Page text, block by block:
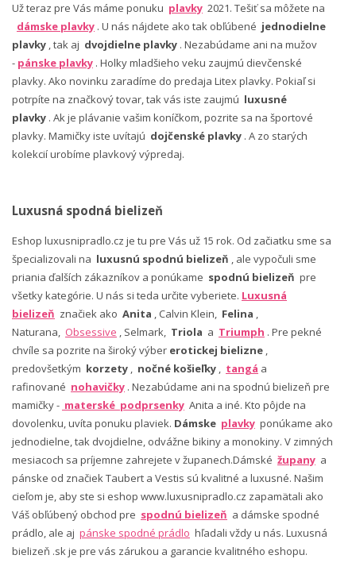
Už teraz pre Vás máme ponuku plavky 2021. Tešiť sa môžete na
dámske plavky . U nás nájdete ako tak obľúbené jednodielne
plavky , tak aj dvojdielne plavky . Nezabúdame ani na mužov
- pánske plavky . Holky mladšieho veku zaujmú dievčenské
plavky. Ako novinku zaradíme do predaja Litex plavky. Pokiaľ si
potrpíte na značkový tovar, tak vás iste zaujmú luxusné
plavky . Ak je plávanie vašim koníčkom, pozrite sa na športové
plavky. Mamičky iste uvítajú dojčenské plavky . A zo starých
kolekcií urobíme plavkový výpredaj.
Luxusná spodná bielizeň
Eshop luxusnipradlo.cz je tu pre Vás už 15 rok. Od začiatku sme sa
špecializovali na luxusnú spodnú bielizeň , ale vypočuli sme
priania ďalších zákazníkov a ponúkame spodnú bielizeň pre
všetky kategórie. U nás si teda určite vyberiete. Luxusná
bielizeň značiek ako Anita , Calvin Klein, Felina ,
Naturana, Obsessive , Selmark, Triola a Triumph . Pre pekné
chvíle sa pozrite na široký výber erotickej bielizne ,
predovšetkým korzety , nočné košieľky , tangá a
rafinované nohavičky . Nezabúdame ani na spodnú bielizeň pre
mamičky - materské podprsenky Anita a iné. Kto pôjde na
dovolenku, uvíta ponuku plaviek. Dámske plavky ponúkame ako
jednodielne, tak dvojdielne, odvážne bikiny a monokiny. V zimných
mesiacoch sa príjemne zahrejete v županech.Dámské župany a
pánske od značiek Taubert a Vestis sú kvalitné a luxusné. Našim
cieľom je, aby ste si eshop www.luxusnipradlo.cz zapamätali ako
Váš obľúbený obchod pre spodnú bielizeň a dámske spodné
prádlo, ale aj pánske spodné prádlo hľadali vždy u nás. Luxusná
bielizeň .sk je pre vás zárukou a garancie kvalitného eshopu.